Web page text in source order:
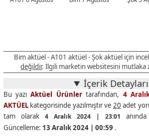
Bim aktüel - A101 aktüel - Şok aktüel için
değildir. İlgili marketin websitesini mutlaka
İçerik Detayları
Bu yazıAktüel Ürünlertarafından, 4
AKTÜELkategorisinde yazılmıştır ve 20 adet
tam olarak 4 Aralık 2024 | 23:01
Güncelleme: 13 Aralık 2024 | 00:59 .